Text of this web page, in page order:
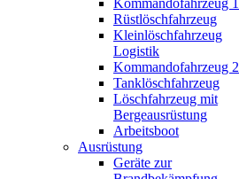
Rüstlöschfahrzeug
Kleinlöschfahrzeug
Logistik
Kommandofahrzeug 2
Tanklöschfahrzeug
Löschfahrzeug mit
Bergeausrüstung
Arbeitsboot
Ausrüstung
Geräte zur